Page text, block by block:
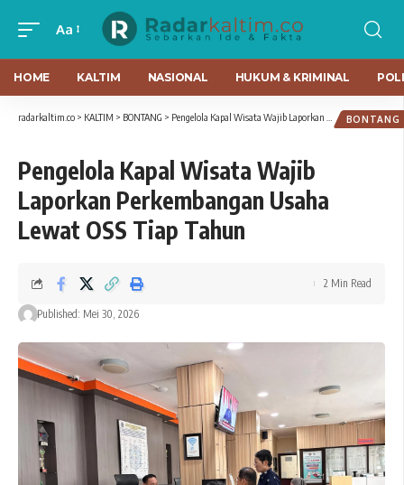
Aa
HOME KALTIM NASIONAL HUKUM & KRIMINAL
radarkaltim.co > KALTIM > BONTANG > Pengelola Kapal Wisata Wajib Laporkan Perkembangan Usaha Lewat OSS Tiap Tahun BONTANG
Pengelola Kapal Wisata Wajib
Laporkan Perkembangan Usaha
Lewat OSS Tiap Tahun
Published: Mei 30, 2026
2 Min Read